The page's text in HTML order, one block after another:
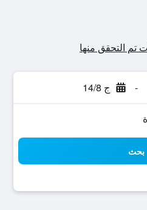
- ج 14/8
بحث